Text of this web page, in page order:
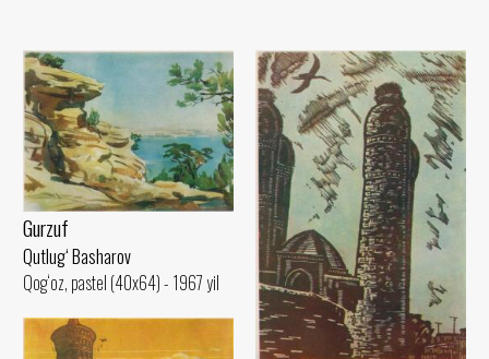
Gurzuf
Qutlug‘ Basharov
Qog‘oz, pastel (40x64) - 1967 yil